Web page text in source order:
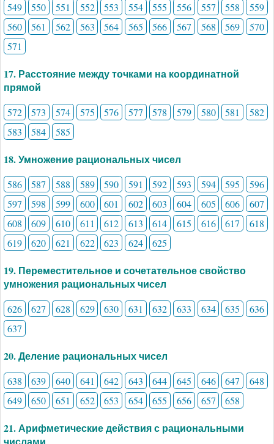
549
550 551 552 553 554 555 556 557 558
559
560
561 562 563 564 565 566 567 568 569
570
571
17. Расстояние между точками на координатной
прямой
572 573 574 575 576 577 578 579 580 581
582
583
584 585
18. Умножение рациональных чисел
586 587 588 589 590 591 592 593 594 595
596
597
598 599 600 601 602 603 604 605 606
607
608
609 610 611 612 613 614 615 616 617
618
619
620 621 622 623 624 625
19. Переместительное и сочетательное свойство
умножения рациональных чисел
626 627 628 629 630 631 632 633 634 635
636
637
20. Деление рациональных чисел
638 639 640 641 642 643 644 645 646 647
648
649
650 651 652 653 654 655 656 657 658
21. Арифметические действия с рациональными